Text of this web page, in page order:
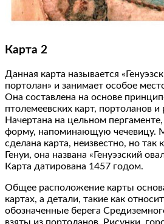
Карта 2
Данная карта называется
портолан» и занимает особое
Она составлена на основе
птолемеевских карт, портоланов и
Начертана на цельном
форму, напоминающую чечевицу.
сделана карта, неизвестно, но так
Генуи, она названа «Генуэзский
Карта датирована 1457 годом.
Общее расположение карты
картах, а детали, такие как
обозначенные берега
взяты из портоланов. Рисунки,